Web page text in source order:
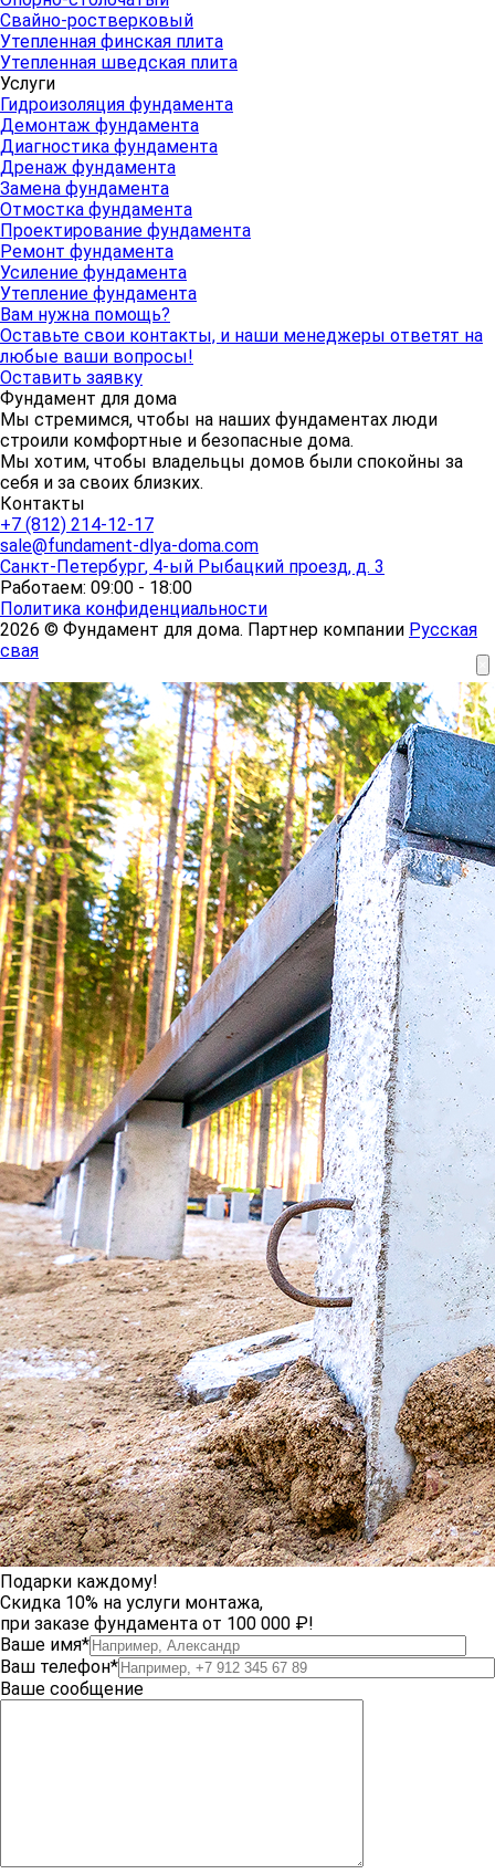
Свайно-ростверковый
Утепленная финская плита
Утепленная шведская плита
Услуги
Гидроизоляция фундамента
Демонтаж фундамента
Диагностика фундамента
Дренаж фундамента
Замена фундамента
Отмостка фундамента
Проектирование фундамента
Ремонт фундамента
Усиление фундамента
Утепление фундамента
Вам нужна помощь?
Оставьте свои контакты, и наши менеджеры ответят на
любые ваши вопросы!
Оставить заявку
Фундамент для дома
Мы стремимся, чтобы на наших фундаментах люди
строили комфортные и безопасные дома.
Мы хотим, чтобы владельцы домов были спокойны за
себя и за своих близких.
Контакты
+7 (812) 214-12-17
sale@fundament-dlya-doma.com
Санкт-Петербург, 4-ый Рыбацкий проезд, д. 3
Работаем: 09:00 - 18:00
Политика конфиденциальности
2026 © Фундамент для дома. Партнер компании Русская
свая
Подарки каждому!
Скидка 10% на услуги монтажа,
при заказе фундамента от 100 000 ₽!
Ваше имя*
Ваш телефон*
Ваше сообщение